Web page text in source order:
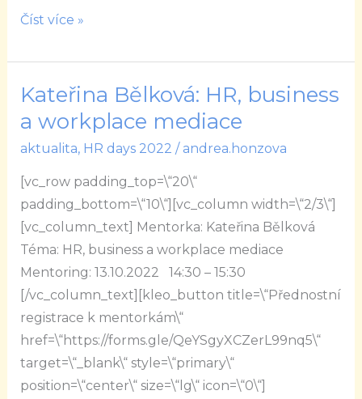
Číst více »
Kateřina Bělková: HR, business
a workplace mediace
aktualita, HR days 2022 / andrea.honzova
[vc_row padding_top=\“20\“
padding_bottom=\“10\“][vc_column width=\“2/3\“]
[vc_column_text] Mentorka: Kateřina Bělková
Téma: HR, business a workplace mediace
Mentoring: 13.10.2022 14:30 – 15:30
[/vc_column_text][kleo_button title=\“Přednostní
registrace k mentorkám\“
href=\“https://forms.gle/QeYSgyXCZerL99nq5\“
target=\“_blank\“ style=\“primary\“
position=\“center\“ size=\“lg\“ icon=\“0\“]
Kateřina
Bělková:
a
workplace
mediace